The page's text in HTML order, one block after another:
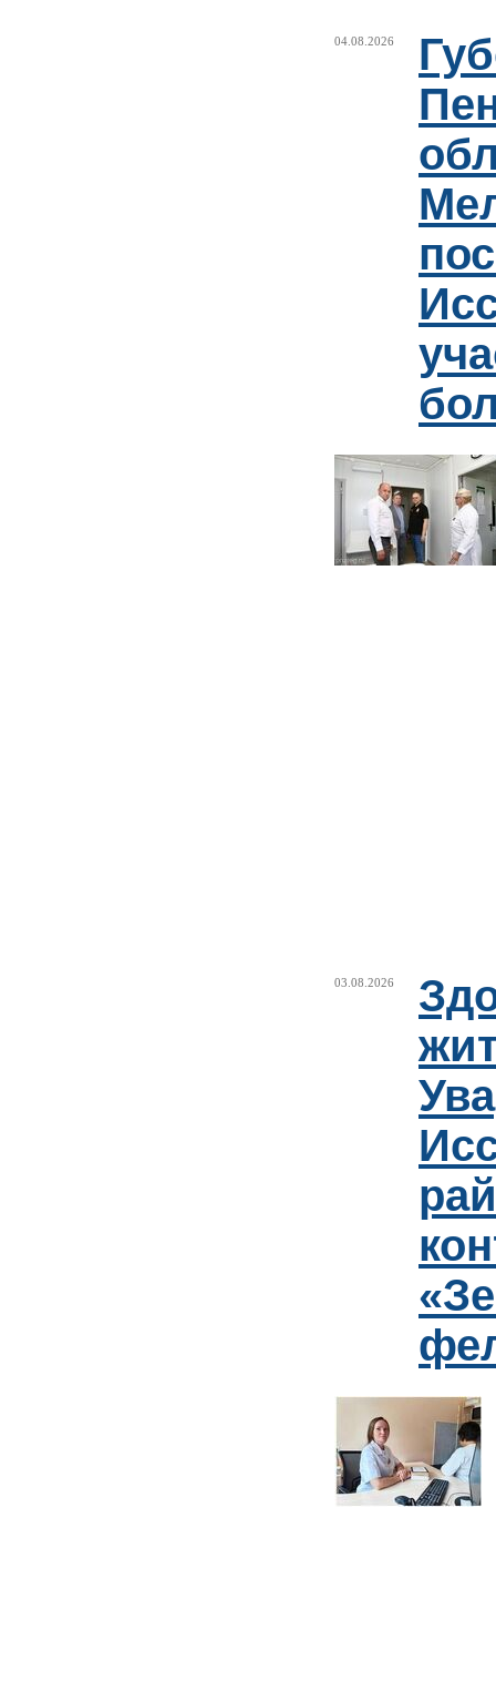
04.08.2026
03.08.2026